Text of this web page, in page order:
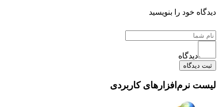
دیدگاه خود را بنویسید
دیدگاه
ثبت دیدگاه
لیست نرم‌افزارهای کاربردی